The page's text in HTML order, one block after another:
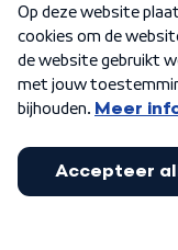
Algemene